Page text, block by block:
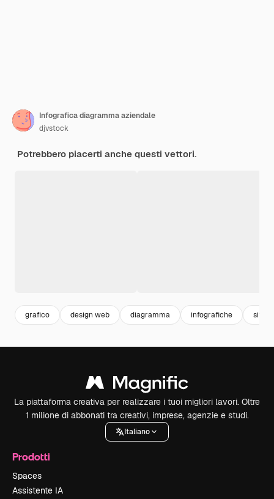
Infografica diagramma aziendale
djvstock
Potrebbero piacerti anche questi vettori.
grafico design web diagramma infografiche sito
La piattaforma creativa per realizzare i tuoi migliori lavori. Oltre
1 milione di abbonati tra creativi, imprese, agenzie e studi.
Italiano
Prodotti
Spaces
Assistente IA